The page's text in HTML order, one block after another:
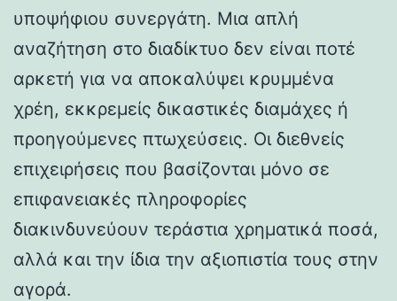
υποψήφιου συνεργάτη. Μια απλή
αναζήτηση στο διαδίκτυο δεν είναι ποτέ
αρκετή για να αποκαλύψει κρυμμένα
χρέη, εκκρεμείς δικαστικές διαμάχες ή
προηγούμενες πτωχεύσεις. Οι διεθνείς
επιχειρήσεις που βασίζονται μόνο σε
επιφανειακές πληροφορίες
διακινδυνεύουν τεράστια χρηματικά ποσά,
αλλά και την ίδια την αξιοπιστία τους στην
αγορά.